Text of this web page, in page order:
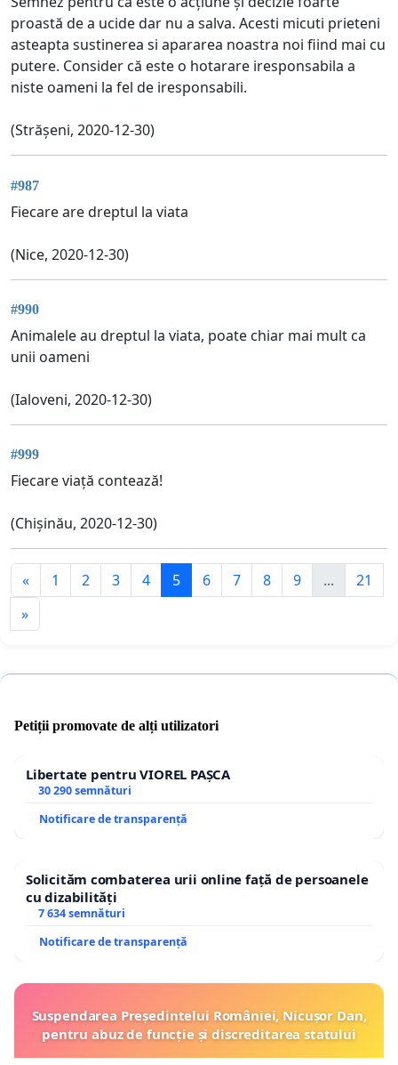
proastă de a ucide dar nu a salva. Acesti micuti prieteni
asteapta sustinerea si apararea noastra noi fiind mai cu
putere. Consider că este o hotarare iresponsabila a
niste oameni la fel de iresponsabili.
(Strășeni, 2020-12-30)
#987
Fiecare are dreptul la viata
(Nice, 2020-12-30)
#990
Animalele au dreptul la viata, poate chiar mai mult ca
unii oameni
(Ialoveni, 2020-12-30)
#999
Fiecare viață contează!
(Chișinău, 2020-12-30)
« 1 2 3 4 5 6 7 8 9 ...
21
»
Petiții promovate de alți utilizatori
Libertate pentru VIOREL PAȘCA
30 290 semnături
Notificare de transparență
Solicităm combaterea urii online față de persoanele
cu dizabilități
7 634 semnături
Notificare de transparență
Suspendarea Președintelui României, Nicușor Dan,
pentru abuz de funcție și discreditarea statului